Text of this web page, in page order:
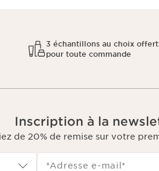
3 échantillons au choix
pour toute commande
Inscription à la
de 20% de remise sur votre
*Adresse e-mail *